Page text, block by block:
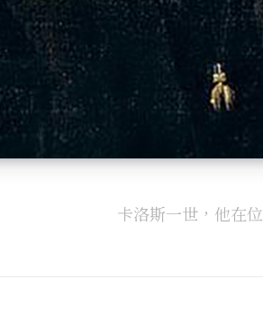
卡洛斯一世，他在